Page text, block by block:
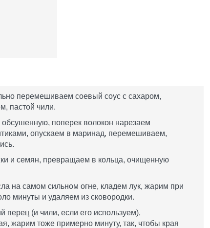
перемешиваем соевый соус с сахаром,
пастой чили.
поперек волокон нарезаем
опускаем в маринад, перемешиваем,
и семян, превращаем в кольца, очищенную
на самом сильном огне, кладем лук, жарим при
минуты и удаляем из сковородки.
перец (и чили, если его используем),
жарим тоже примерно минуту, так, чтобы края